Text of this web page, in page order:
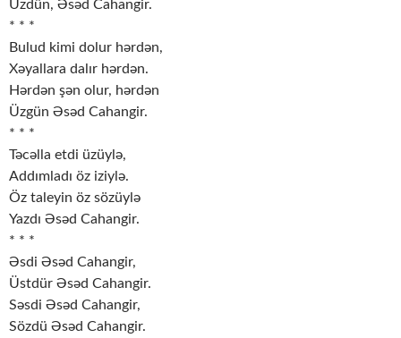
Üzdün, Əsəd Cahangir.
* * *
Bulud kimi dolur hərdən,
Xəyallara dalır hərdən.
Hərdən şən olur, hərdən
Üzgün Əsəd Cahangir.
* * *
Təcəlla etdi üzüylə,
Addımladı öz iziylə.
Öz taleyin öz sözüylə
Yazdı Əsəd Cahangir.
* * *
Əsdi Əsəd Cahangir,
Üstdür Əsəd Cahangir.
Səsdi Əsəd Cahangir,
Sözdü Əsəd Cahangir.